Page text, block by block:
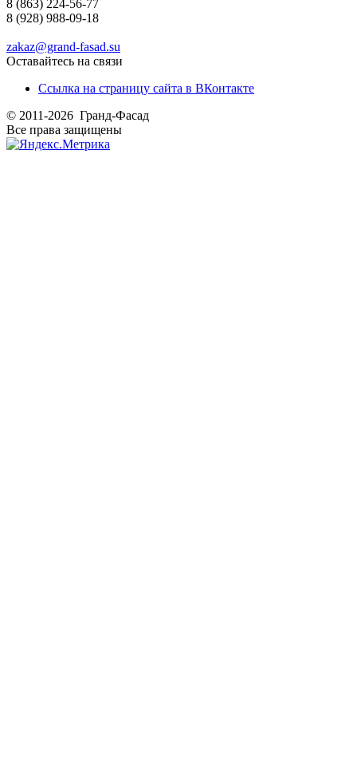
8 (863) 224-56-77
8 (928) 988-09-18
zakaz@grand-fasad.su
Оставайтесь на связи
Ссылка на страницу сайта в ВКонтакте
© 2011-2026 Гранд-Фасад
Все права защищены